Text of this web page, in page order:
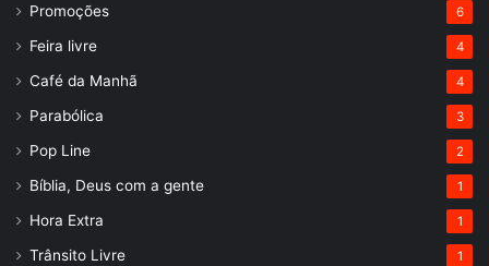
Promoções 6
Feira livre 4
Café da Manhã 4
Parabólica 3
Pop Line 2
Bíblia, Deus com a gente 1
Hora Extra 1
Trânsito Livre 1